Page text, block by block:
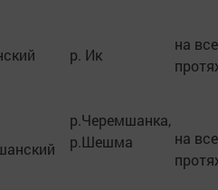
р. Ик
на
р.Черемшанка,
р.Шешма
на